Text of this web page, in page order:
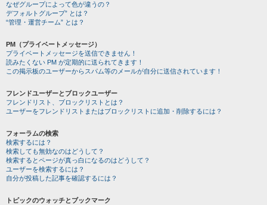
なぜグループによって色が違うの？
デフォルトグループ” とは？
“管理・運営チーム” とは？
PM（プライベートメッセージ）
プライベートメッセージを送信できません！
読みたくない PM が定期的に送られてきます！
この掲示板のユーザーからスパム等のメールが自分に送信されています！
フレンドユーザーとブロックユーザー
フレンドリスト、ブロックリストとは？
ユーザーをフレンドリストまたはブロックリストに追加・削除するには？
フォーラムの検索
検索するには？
検索しても無効なのはどうして？
検索するとページが真っ白になるのはどうして？
ユーザーを検索するには？
自分が投稿した記事を確認するには？
トピックのウォッチとブックマーク